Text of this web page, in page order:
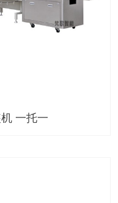
一托一